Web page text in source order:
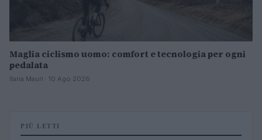
Maglia ciclismo uomo: comfort e tecnologia per ogni
pedalata
Ilaria Mauri · 10 Ago 2026
PIÙ LETTI